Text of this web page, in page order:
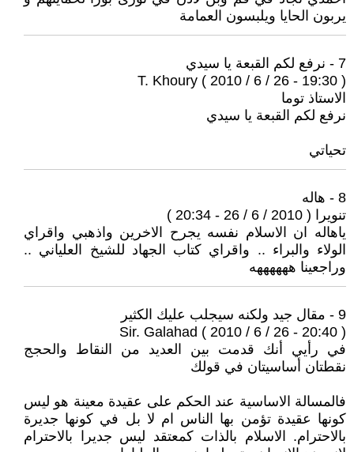
يربون الحايا ويلبسون العمامة
7 - نرفع لكم القبعة يا سيدي
T. Khoury ( 2010 / 6 / 26 - 19:30 )
الاستاذ توما
نرفع لكم القبعة يا سيدي
تحياتي
8 - هاله
تنويرا ( 2010 / 6 / 26 - 20:34 )
ياهاله ان الاسلام نفسه يجرح الاخرين واذهبي واقراي
الولاء والبراء .. واقراي كتاب الجهاد للشيخ العلياني ..
وراجعينا ههههههه
9 - مقال جيد ولكنه سيجلب عليك الكثير
Sir. Galahad ( 2010 / 6 / 26 - 20:40 )
في رأيي أنك قدمت بين العديد من النقاط والحجج
نقطتان أساسيتان في قولك
فالمسالة الاساسية عند الحكم على عقيدة معينة هو ليس
كونها عقيدة تؤمن بها الناس ام لا بل في كونها جديرة
بالاحترام. الاسلام بالذات كمعتقد ليس جديرا بالاحترام